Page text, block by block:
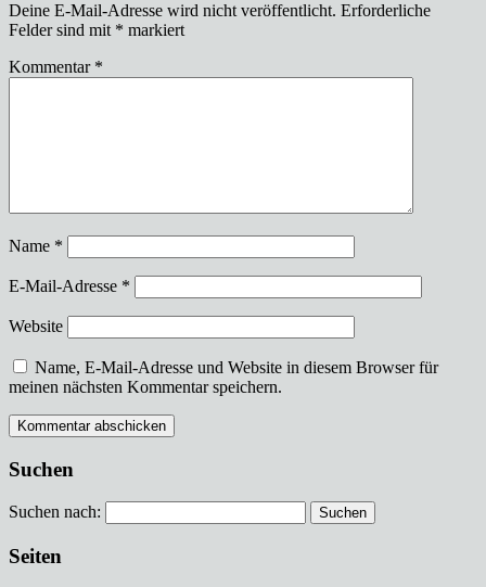
Deine E-Mail-Adresse wird nicht veröffentlicht. Erforderliche
Felder sind mit * markiert
Kommentar *
Name *
E-Mail-Adresse *
Website
Name, E-Mail-Adresse und Website in diesem Browser für
meinen nächsten Kommentar speichern.
Suchen
Suchen nach:
Seiten